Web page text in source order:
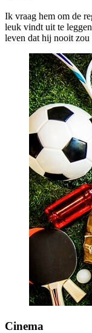
Ik vraag hem om de
leuk vindt uit te
leven dat hij nooit zou
Cinema